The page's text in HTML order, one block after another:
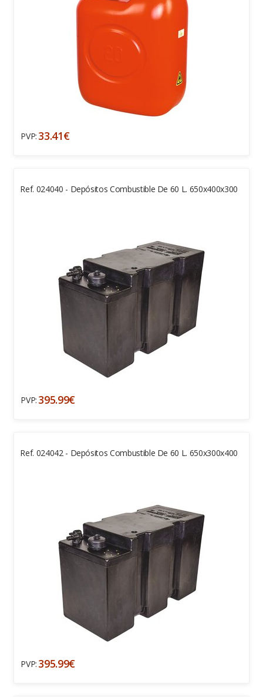
PVP: 33.41€
Ref. 024040 - Depósitos Combustible De 60 L. 650x400x300
PVP: 395.99€
Ref. 024042 - Depósitos Combustible De 60 L. 650x300x400
PVP: 395.99€